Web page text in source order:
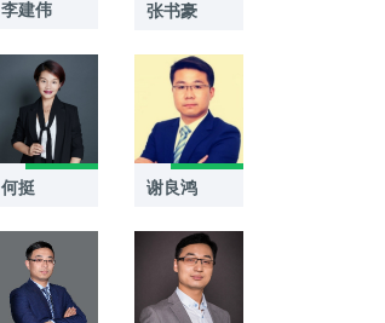
李建伟 张书豪
何挺 谢良鸿